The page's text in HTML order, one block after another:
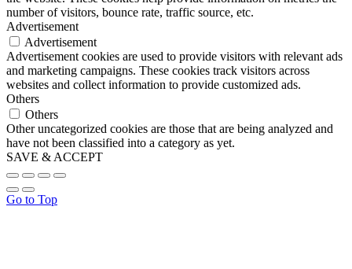
number of visitors, bounce rate, traffic source, etc.
Advertisement
Advertisement
Advertisement cookies are used to provide visitors with relevant ads
and marketing campaigns. These cookies track visitors across
websites and collect information to provide customized ads.
Others
Others
Other uncategorized cookies are those that are being analyzed and
have not been classified into a category as yet.
SAVE & ACCEPT
Go to Top